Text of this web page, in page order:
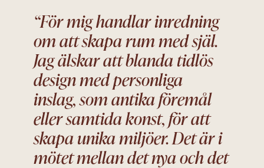
“För mig handlar inredning
om att skapa rum med själ.
Jag älskar att blanda tidlös
design med personliga
inslag, som antika föremål
eller samtida konst, för att
skapa unika miljöer. Det är i
mötet mellan det nya och det